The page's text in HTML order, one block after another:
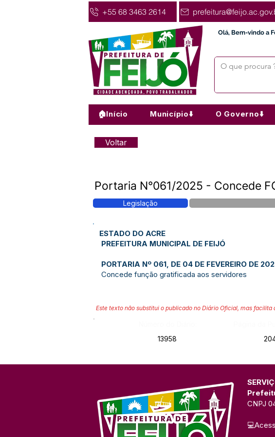
+55 68 3463 2614
Olá, Bem-vindo a
🏠Início Município⬇️ O Governo⬇️
Voltar
Portaria N°061/2025 - Concede
Legislação
ESTADO DO ACRE
PREFEITURA MUNICIPAL DE FEIJÓ
PORTARIA Nº 061, DE 04 DE FEVEREIRO DE
Concede função gratificada aos servidores
Este texto não substitui o publicado no Diário Oficial, mas
13958
CNPJ